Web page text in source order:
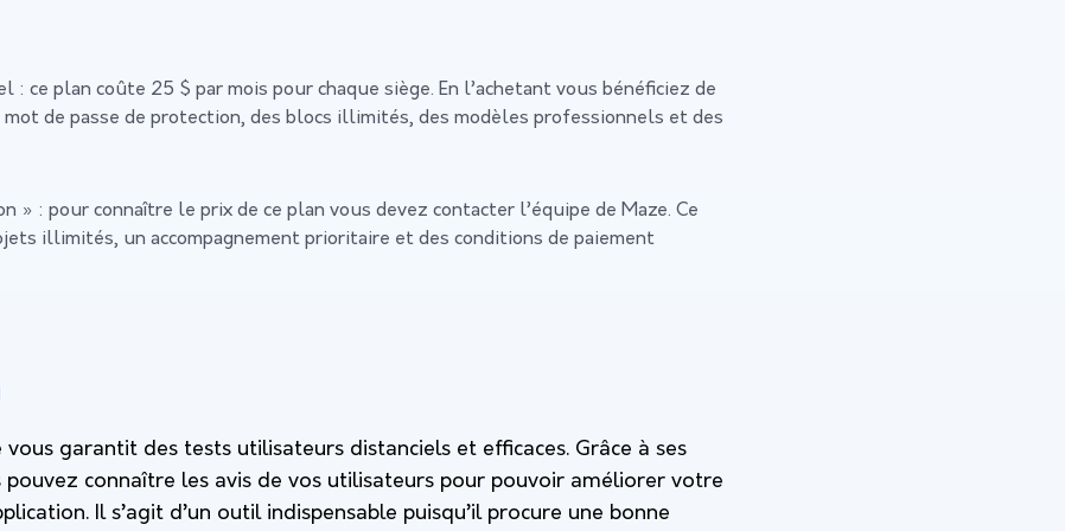
: ce plan coûte 25 $ par mois pour chaque siège. En l’achetant vous bénéficiez de
de passe de protection, des blocs illimités, des modèles professionnels et des
» : pour connaître le prix de ce plan vous devez contacter l’équipe de Maze. Ce
illimités, un accompagnement prioritaire et des conditions de paiement
garantit des tests utilisateurs distanciels et efficaces. Grâce à ses
connaître les avis de vos utilisateurs pour pouvoir améliorer votre
Il s’agit d’un outil indispensable puisqu’il procure une bonne